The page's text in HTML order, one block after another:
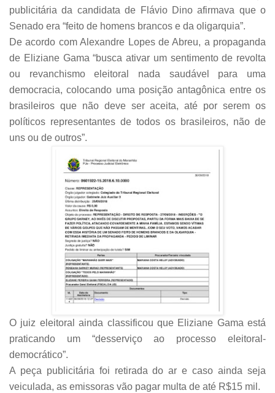
publicitária da candidata de Flávio Dino afirmava que o
Senado era “feito de homens brancos e da oligarquia”.
De acordo com Alexandre Lopes de Abreu, a propaganda
de Eliziane Gama “busca ativar um sentimento de revolta
ou revanchismo eleitoral nada saudável para uma
democracia, colocando uma posição antagônica entre os
brasileiros que não deve ser aceita, até por serem os
políticos representantes de todos os brasileiros, não de
uns ou de outros”.
O juiz eleitoral ainda classificou que Eliziane Gama está
praticando um “desserviço ao processo eleitoral-
democrático”.
A peça publicitária foi retirada do ar e caso ainda seja
veiculada, as emissoras vão pagar multa de até R$15 mil.